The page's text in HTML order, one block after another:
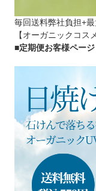
毎回送料弊社負担+最
【オーガニックコス
■定期便お客様ペー